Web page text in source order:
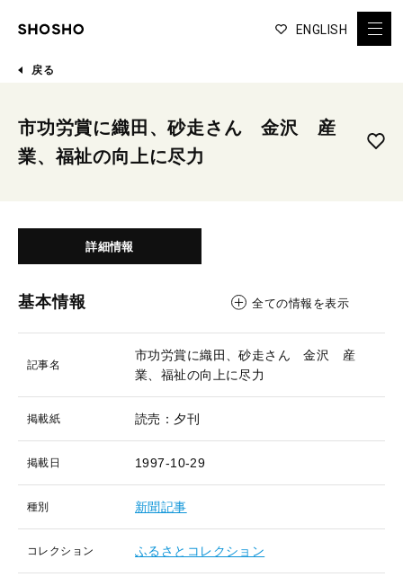
ENGLISH
戻る
市功労賞に織田、砂走さん 金沢 産
業、福祉の向上に尽力
詳細情報
基本情報 全ての情報を表示
記事名
市功労賞に織田、砂走さん 金沢 産
業、福祉の向上に尽力
掲載紙 読売：夕刊
掲載日 1997-10-29
種別 新聞記事
コレクション ふるさとコレクション